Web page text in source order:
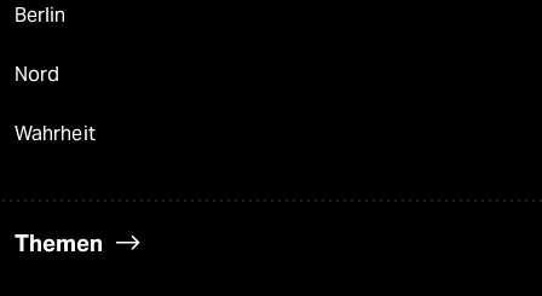
Berlin
Nord
Wahrheit
Themen